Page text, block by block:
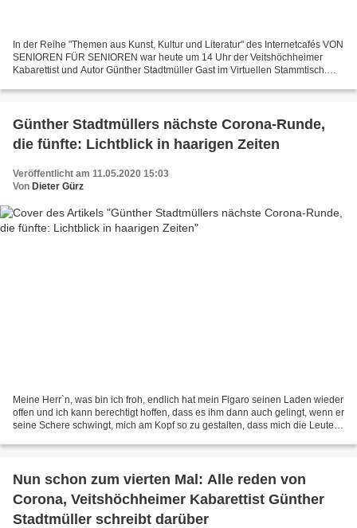
In der Reihe "Themen aus Kunst, Kultur und Literatur" des Internetcafés VON
SENIOREN FÜR SENIOREN war heute um 14 Uhr der Veitshöchheimer
Kabarettist und Autor Günther Stadtmüller Gast im Virtuellen Stammtisch.
Günther Stadtmüllers nächste Corona-Runde,
die fünfte: Lichtblick in haarigen Zeiten
Veröffentlicht am 11.05.2020 15:03
Von Dieter Gürz
Meine Herr`n, was bin ich froh, endlich hat mein Figaro seinen Laden wieder
offen und ich kann berechtigt hoffen, dass es ihm dann auch gelingt, wenn er
seine Schere schwingt, mich am Kopf so zu gestalten, dass mich die Leute
Nun schon zum vierten Mal: Alle reden von
Corona, Veitshöchheimer Kabarettist Günther
Stadtmüller schreibt darüber